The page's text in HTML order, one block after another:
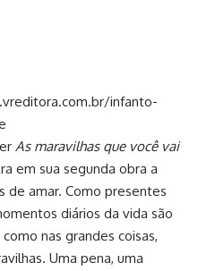
infanto-
As maravilhas que você vai
em sua segunda obra a
de amar. Como presentes
diários da vida são
nas grandes coisas,
Uma pena, uma